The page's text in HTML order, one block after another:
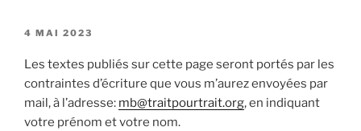
PUBLIÉ
4 MAI 2023
Les textes publiés sur cette page seront portés par les
contraintes d’écriture que vous m’aurez envoyées par
mail, à l’adresse: mb@traitpourtrait.org, en indiquant
votre prénom et votre nom.